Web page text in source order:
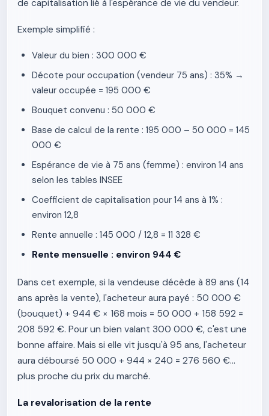
de capitalisation lié à l'espérance de vie du vendeur.
Exemple simplifié :
Valeur du bien : 300 000 €
Décote pour occupation (vendeur 75 ans) : 35% →
valeur occupée = 195 000 €
Bouquet convenu : 50 000 €
Base de calcul de la rente : 195 000 – 50 000 = 145
000 €
Espérance de vie à 75 ans (femme) : environ 14 ans
selon les tables INSEE
Coefficient de capitalisation pour 14 ans à 1% :
environ 12,8
Rente annuelle : 145 000 / 12,8 = 11 328 €
Rente mensuelle : environ 944 €
Dans cet exemple, si la vendeuse décède à 89 ans (14
ans après la vente), l'acheteur aura payé : 50 000 €
(bouquet) + 944 € × 168 mois = 50 000 + 158 592 =
208 592 €. Pour un bien valant 300 000 €, c'est une
bonne affaire. Mais si elle vit jusqu'à 95 ans, l'acheteur
aura déboursé 50 000 + 944 × 240 = 276 560 €...
plus proche du prix du marché.
La revalorisation de la rente